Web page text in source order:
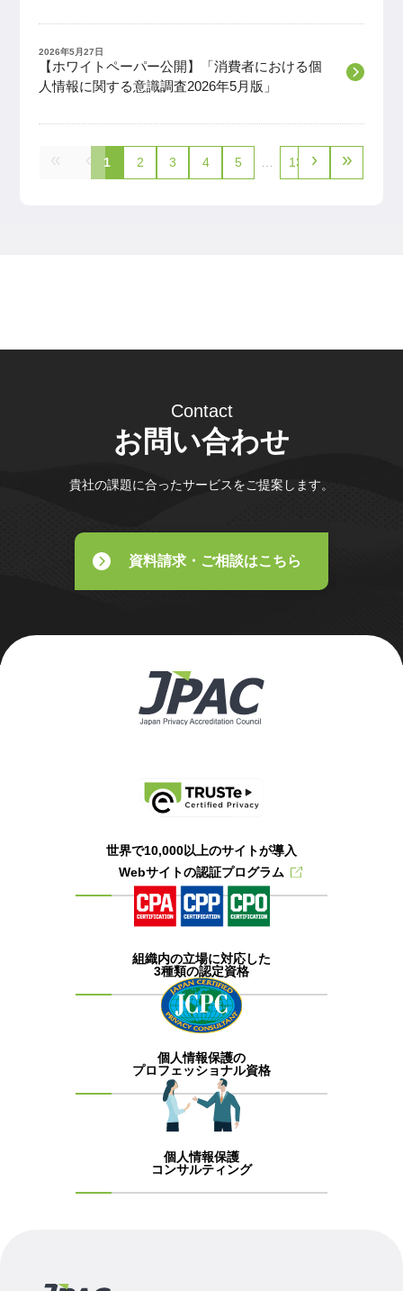
2026年5月27日
【ホワイトペーパー公開】「消費者における個
人情報に関する意識調査2026年5月版」
1 2 3 4 5 … 13 › »
Contact
お問い合わせ
貴社の課題に合ったサービスをご提案します。
資料請求・ご相談はこちら
世界で10,000以上のサイトが導入
Webサイトの認証プログラム
組織内の立場に対応した
3種類の認定資格
個人情報保護の
プロフェッショナル資格
個人情報保護
コンサルティング